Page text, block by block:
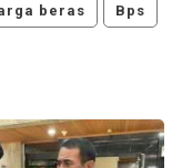
beras Bps